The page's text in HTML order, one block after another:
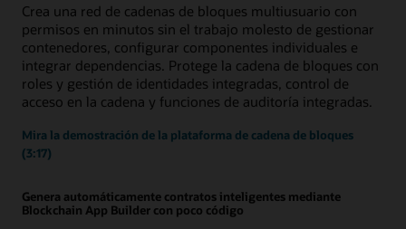
Crea una red de cadenas de bloques multiusuario con
permisos en minutos sin el trabajo molesto de gestionar
contenedores, configurar componentes individuales e
integrar dependencias. Protege la cadena de bloques con
roles y gestión de identidades integradas, control de
acceso en la cadena y funciones de auditoría integradas.
Mira la demostración de la plataforma de cadena de bloques
(3:17)
Genera automáticamente contratos inteligentes mediante
Blockchain App Builder con poco código